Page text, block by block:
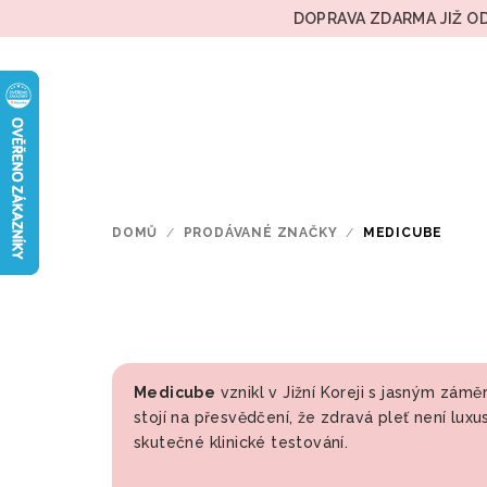
na
DOPRAVA ZDARMA JIŽ
DOMŮ / PRODÁVANÉ ZNAČKY / MEDICUBE
Medicube vznikl v Jižní Koreji s jasným
stojí na přesvědčení, že zdravá pleť není
skutečné klinické testování.